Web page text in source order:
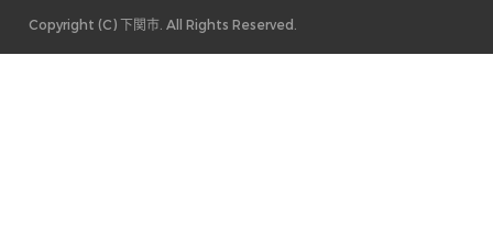
Copyright (C) 下関市. All Rights Reserved.